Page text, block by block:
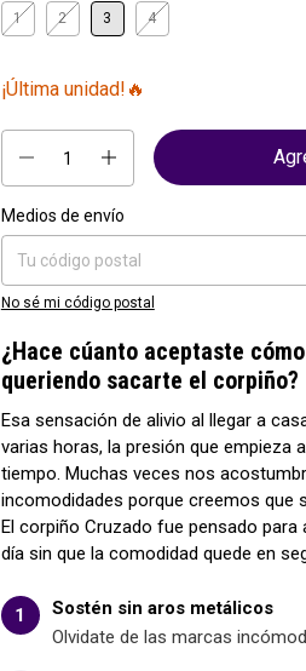
1 2 3 4
¡Última unidad!🔥
Entregas para el CP:
Medios de envío
No sé mi código postal
¿Hace cúanto aceptaste
queriendo sacarte el corpiño?
Esa sensación de alivio al llegar a
varias horas, la presión que empieza
tiempo. Muchas veces nos
incomodidades porque creemos que
El corpiño Cruzado fue pensado
día sin que la comodidad quede en
1
Sostén sin aros metálicos
Olvidate de las marcas